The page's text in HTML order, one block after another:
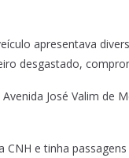
apresentava
desgastado,
José Valim de
e tinha